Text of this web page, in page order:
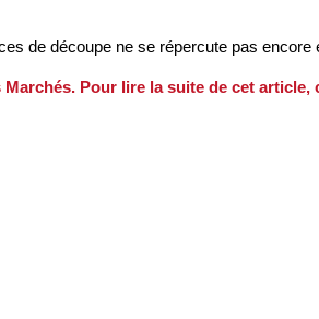
de découpe ne se répercute pas encore
Pour lire la suite de cet